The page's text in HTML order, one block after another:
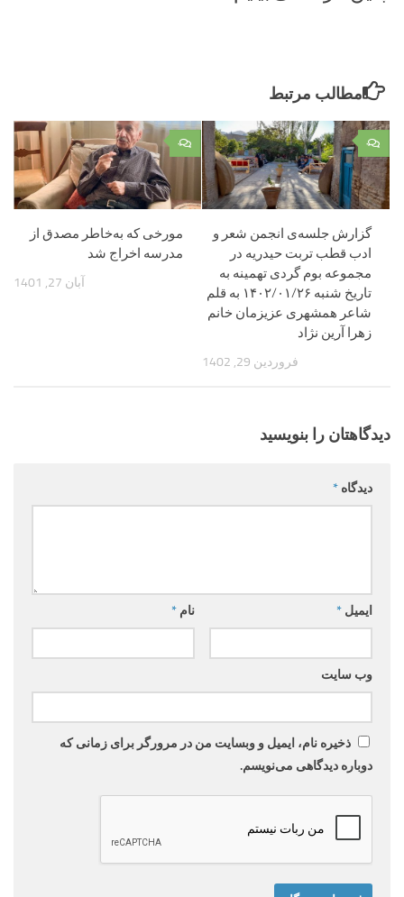
مطالب مرتبط
۰
مورخی که به‌خاطر مصدق از
مدرسه اخراج شد
آبان 27, 1401
۰
گزارش جلسه‌ی انجمن شعر و
ادب قطب تربت حیدریه در
مجموعه بوم گردی تهمینه به
تاریخ شنبه ۱۴۰۲/۰۱/۲۶ به قلم
شاعر همشهری عزیزمان خانم
زهرا آرین نژاد
فروردین 29, 1402
دیدگاهتان را بنویسید
دیدگاه *
نام * ایمیل *
وب‌ سایت
ذخیره نام، ایمیل و وبسایت من در مرورگر برای زمانی که
دوباره دیدگاهی می‌نویسم.